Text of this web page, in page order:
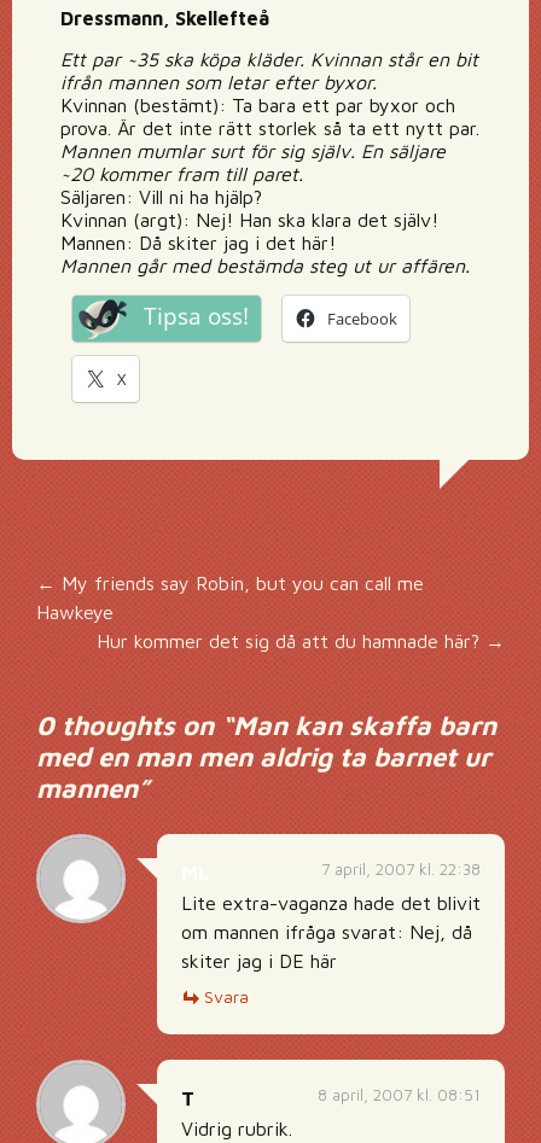
Dressmann, Skellefteå
Ett par ~35 ska köpa kläder. Kvinnan står en bit
ifrån mannen som letar efter byxor.
Kvinnan (bestämt): Ta bara ett par byxor och
prova. Är det inte rätt storlek så ta ett nytt par.
Mannen mumlar surt för sig själv. En säljare
~20 kommer fram till paret.
Säljaren: Vill ni ha hjälp?
Kvinnan (argt): Nej! Han ska klara det själv!
Mannen: Då skiter jag i det här!
Mannen går med bestämda steg ut ur affären.
Tipsa oss! Facebook
X
Inläggsnavigering
←My friends say Robin, but you can call me
Hawkeye
Hur kommer det sig då att du hamnade här?→
0 thoughts on “Man kan skaffa barn
med en man men aldrig ta barnet ur
mannen”
7 april, 2007 kl. 22:38
Lite extra-vaganza hade det blivit
om mannen ifråga svarat: Nej, då
skiter jag i DE här
Svara
8 april, 2007 kl. 08:51
T
Vidrig rubrik.